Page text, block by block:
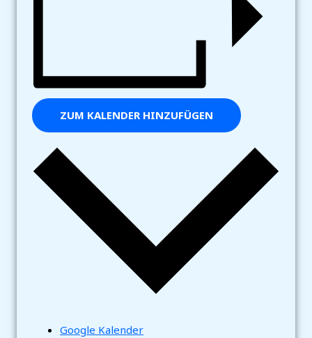
ZUM KALENDER HINZUFÜGEN
Google Kalender